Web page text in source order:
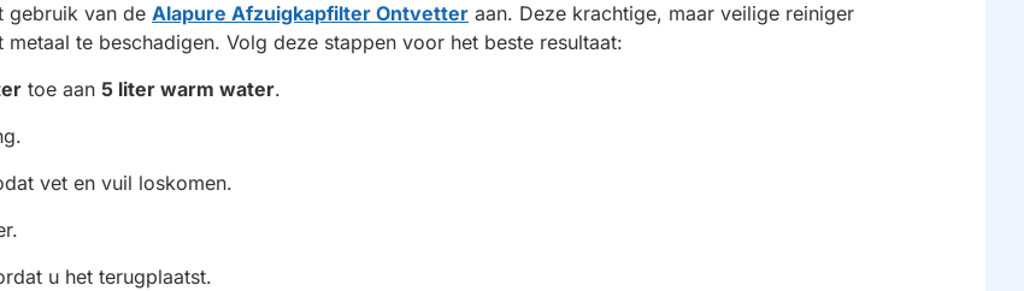
gebruik van de Alapure Afzuigkapfilter Ontvetter aan. Deze krachtige, maar veilige reiniger
te beschadigen. Volg deze stappen voor het beste resultaat:
toe aan 5 liter warm water.
vet en vuil loskomen.
u het terugplaatst.